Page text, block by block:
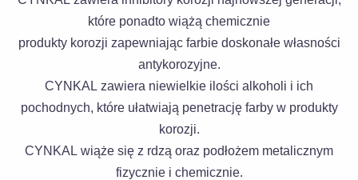
które ponadto wiążą chemicznie
produkty korozji zapewniając farbie doskonałe własności
antykorozyjne.
CYNKAL zawiera niewielkie ilości alkoholi i ich
pochodnych, które ułatwiają penetrację farby w produkty
korozji.
CYNKAL wiąże się z rdzą oraz podłożem metalicznym
fizycznie i chemicznie.